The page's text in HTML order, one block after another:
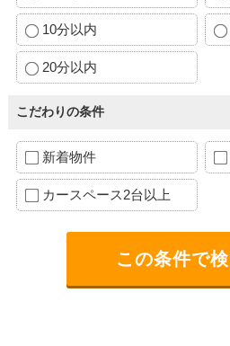
10分以内
20分以内
こだわりの条件
新着物件
カースペース2台以上